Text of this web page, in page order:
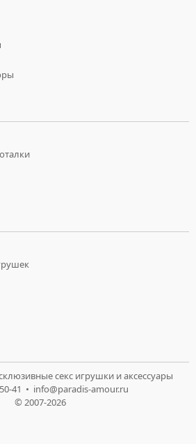
секс игрушки и аксессуары
41 • info@paradis-amour.ru
© 2007-2026